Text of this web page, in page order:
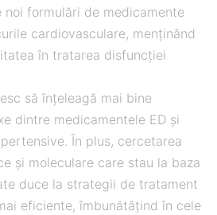
noi formulări de medicamente
cardiovasculare, menținând
în tratarea disfuncției
să înțeleagă mai bine
dintre medicamentele ED și
În plus, cercetarea
și moleculare care stau la baza
duce la strategii de tratament
eficiente, îmbunătățind în cele